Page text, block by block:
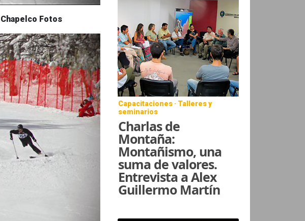
Fotos
Capacitaciones · Talleres y
seminarios
Charlas de
Montaña:
Montañismo, una
suma de valores.
Entrevista a Alex
Guillermo Martín